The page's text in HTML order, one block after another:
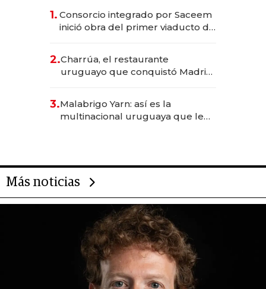
1. Consorcio integrado por Saceem
inició obra del primer viaducto de
millones
2.Charrúa, el restaurante
uruguayo que conquistó Madrid:
anticipación y prepara apertura
3.Malabrigo Yarn: así es la
multinacional uruguaya que le
Más noticias